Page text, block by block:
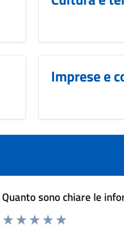
Imprese e
Quanto sono chiare le
Domanda
Valuta da 1 a 5 stelle la pagina